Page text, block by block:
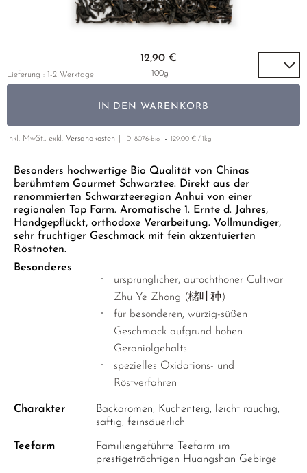
EMPFEHLUNGEN
GELBER TEE
SETS & GIFTS
PHOENIX DANCONG
ZHANGPING SHUI XIAN
JAPAN
THAILAND
EMPFEHLUNGEN
SETS & GIFTS
NACH SORTE
MATE TEE
SELTENE INCENCES
Besonders hochwertige Bio Qualität von Chinas
berühmtem Gourmet Schwarztee. Direkt aus der
renommierten Schwarzteeregion Anhui von einer
regionalen Top Farm. Aromatische 1. Ernte d. Jahres,
Handgepflückt, orthodoxe Verarbeitung. Vollmundiger,
sehr fruchtiger Geschmack mit fein akzentuierten
Röstnoten.
Besonderes
ursprünglicher, autochthoner Cultivar
Zhu Ye Zhong (槠叶种)
für besonderen, würzig-süßen
Geschmack aufgrund hohen
Geraniolgehalts
spezielles Oxidations- und
Röstverfahren
Charakter
Backaromen, Kuchenteig, leicht rauchig,
saftig, feinsäuerlich
Teefarm
Familiengeführte Teefarm im
prestigeträchtigen Huangshan Gebirge
12,90 €
100g
IN DEN WARENKORB
Lieferung : 1-2 Werktage
inkl. MwSt., exkl. Versandkosten ID 8076-bio 129,00 € / 1kg